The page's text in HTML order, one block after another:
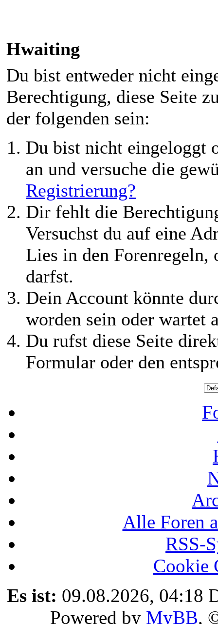
Hwaiting
Du bist entweder nicht
Berechtigung, diese Seite
der folgenden sein:
Du bist nicht eingeloggt
an und versuche die
Registrierung?
Dir fehlt die
Versuchst du auf eine
Lies in den Forenregeln,
darfst.
Dein Account könnte
worden sein oder wartet
Du rufst diese Seite
Formular oder den
Alle Foren
RSS-
Cookie
Es ist: 09.08.2026, 04:18
Powered by MyBB,